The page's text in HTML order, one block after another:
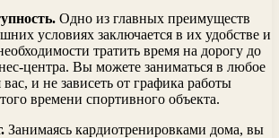
Одно из главных преимуществ
условиях заключается в их удобстве и
тратить время на дорогу до
центра. Вы можете заниматься в любое
и не зависеть от графика работы
времени спортивного объекта.
Занимаясь кардиотренировками дома, вы